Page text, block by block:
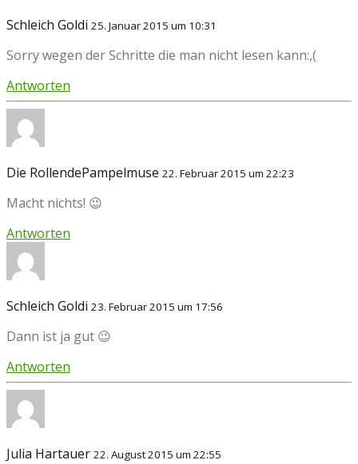
Schleich Goldi 25. Januar 2015 um 10:31
Sorry wegen der Schritte die man nicht lesen kann:,(
Antworten
Die RollendePampelmuse 22. Februar 2015 um 22:23
Macht nichts! 😉
Antworten
Schleich Goldi 23. Februar 2015 um 17:56
Dann ist ja gut 😉
Antworten
Julia Hartauer 22. August 2015 um 22:55